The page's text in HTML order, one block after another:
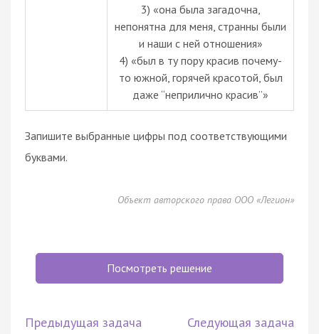
3) «она была загадочна,
непонятна для меня, странны были
и наши с ней отношения»
4) «был в ту пору красив почему-
то южной, горячей красотой, был
даже “неприлично красив”»
Запишите выбранные цифры под соответствующими
буквами.
Объект авторского права ООО «Легион»
Посмотреть решение
Предыдущая задача Следующая задача